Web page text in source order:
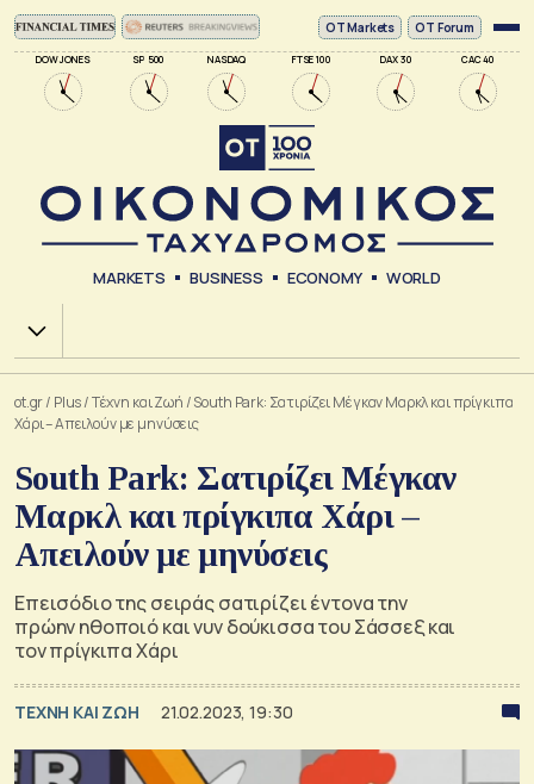
DOW JONES SP 500 NASDAQ FTSE 100 DAX 30 CAC 40
ΟΤ Markets OT Forum
MARKETS BUSINESS ECONOMY WORLD
Χ.Α.
ot.gr/ Plus/Tέχνη και Ζωή /South Park: Σατιρίζει Μέγκαν Μαρκλ και πρίγκιπα
Χάρι – Απειλούν με μηνύσεις
South Park: Σατιρίζει Μέγκαν
Μαρκλ και πρίγκιπα Χάρι –
Απειλούν με μηνύσεις
Επεισόδιο της σειράς σατιρίζει έντονα την
πρώην ηθοποιό και νυν δούκισσα του Σάσσεξ και
τον πρίγκιπα Χάρι
TΕΧΝΗ ΚΑΙ ΖΩΗ 21.02.2023, 19:30